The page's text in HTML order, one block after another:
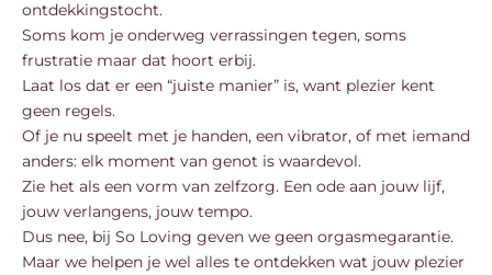
ontdekkingstocht.
Soms kom je onderweg verrassingen tegen, soms
frustratie maar dat hoort erbij.
Laat los dat er een “juiste manier” is, want plezier kent
geen regels.
Of je nu speelt met je handen, een vibrator, of met iemand
anders: elk moment van genot is waardevol.
Zie het als een vorm van zelfzorg. Een ode aan jouw lijf,
jouw verlangens, jouw tempo.
Dus nee, bij So Loving geven we geen orgasmegarantie.
Maar we helpen je wel alles te ontdekken wat jouw plezier